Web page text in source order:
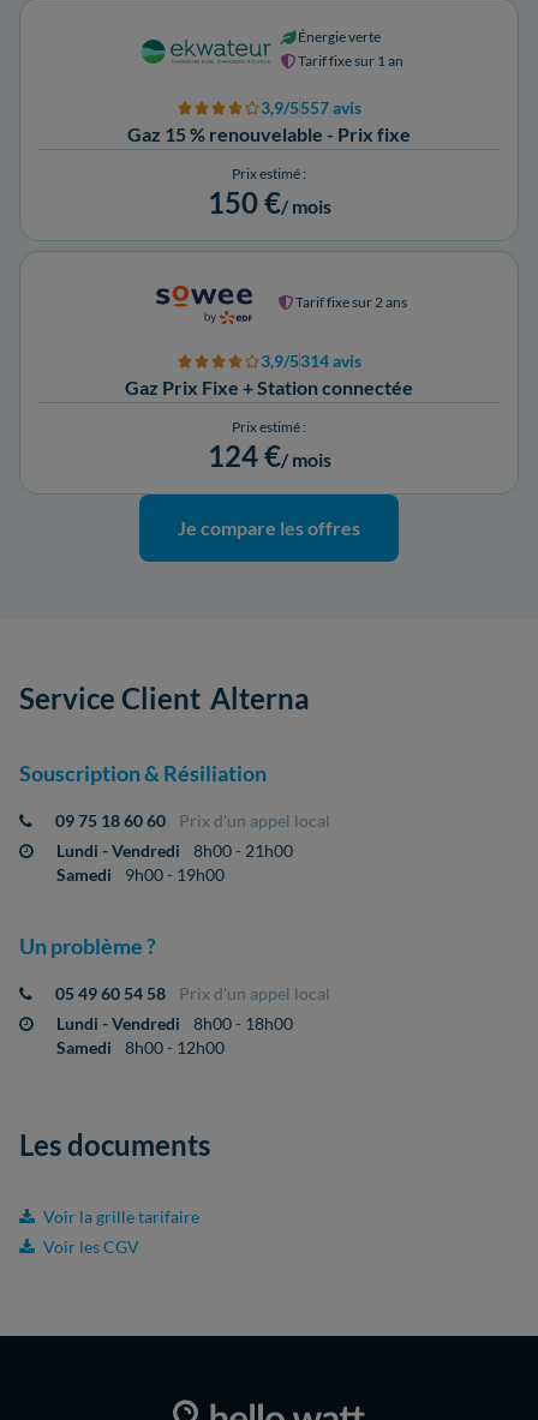
Gaz 15 % renouvelable - Prix fixe
Énergie verte
Tarif fixe sur 1 an
3,9/5557 avis
Prix estimé :
150 €/ mois
Gaz Prix Fixe + Station connectée
Tarif fixe sur 2 ans
3,9/5314 avis
Prix estimé :
124 €/ mois
Je compare les offres
Alterna
Service Client
Souscription & Résiliation
09 75 18 60 60
Prix d'un appel local
Lundi - Vendredi
8h00 - 21h00
Samedi
9h00 - 19h00
Un problème ?
05 49 60 54 58
Prix d'un appel local
Lundi - Vendredi
8h00 - 18h00
Samedi
8h00 - 12h00
Les documents
Voir la grille tarifaire
Voir les CGV